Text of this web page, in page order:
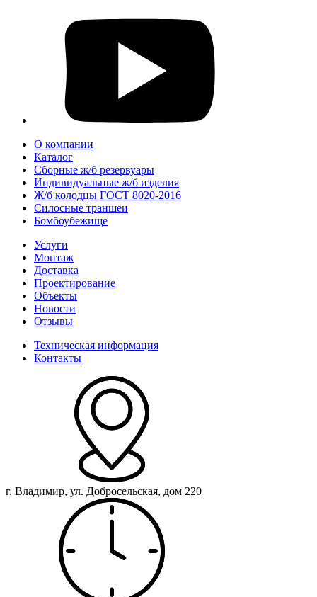
О компании
Каталог
Сборные ж/б резервуары
Индивидуальные ж/б изделия
Ж/б колодцы ГОСТ 8020-2016
Силосные траншеи
Бомбоубежище
Услуги
Монтаж
Доставка
Проектирование
Объекты
Новости
Отзывы
Техническая информация
Контакты
г. Владимир, ул. Добросельская, дом 220